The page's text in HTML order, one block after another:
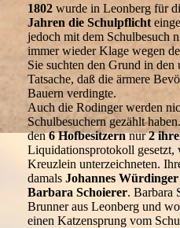
1802 wurde in Leonberg für
Jahren die Schulpflicht
jedoch mit dem Schulbesuch
immer wieder Klage wegen
Sie suchten den Grund in
Tatsache, daß die ärmere
Bauern verdingte.
Auch die Rodinger werden
Schulbesuchern gezählt haben.
den6 Hofbesitzernnur2
Liquidationsprotokoll gesetzt,
Kreuzlein unterzeichneten.
damals Johannes Würdinger
Barbara Schoierer. Barbara
Brunner aus Leonberg und
einen Katzensprung vom